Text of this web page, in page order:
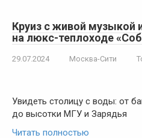
Круиз с живой музыкой
на люкс-теплоходе
29.07.2024 Москва-Сити
Увидеть столицу с воды: от
до высотки МГУ и Зарядья
Читать полностью